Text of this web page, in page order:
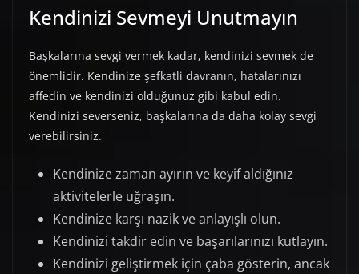
Kendinizi Sevmeyi Unutmayın
Başkalarına sevgi vermek kadar, kendinizi sevmek de
önemlidir. Kendinize şefkatli davranın, hatalarınızı
affedin ve kendinizi olduğunuz gibi kabul edin.
Kendinizi severseniz, başkalarına da daha kolay sevgi
verebilirsiniz.
Kendinize zaman ayırın ve keyif aldığınız
aktivitelerle uğraşın.
Kendinize karşı nazik ve anlayışlı olun.
Kendinizi takdir edin ve başarılarınızı kutlayın.
Kendinizi geliştirmek için çaba gösterin, ancak